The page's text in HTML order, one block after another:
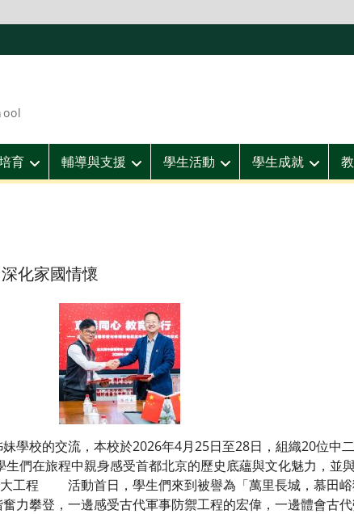
育 輔導與支援 學生活動 學生成就
化家國情懷
校的交流，本校於2026年4月25日至28日，組織20位中
們在旅程中親身感受首都北京的歷史底蘊與文化魅力，並
工程 活動首日，學生們來到被譽為「萬里長城，慕田峪
力攀登，一邊感受古代軍事防禦工程的宏偉，一邊體會古